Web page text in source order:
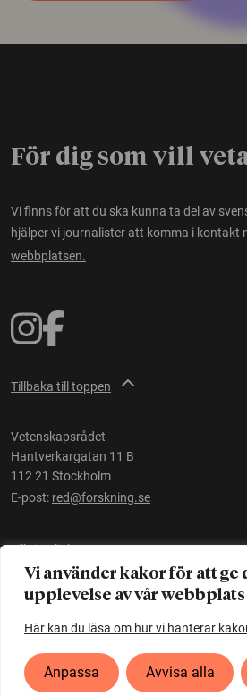
Vi använder kakor för att ge
upplevelse av vår webbplats
Här kan du läsa om hur vi hanterar
Anpassa Avvisa alla
För dig som vill
Vi finns för att du ska kunna ta del av
hjälper vi journalister att komma i kontakt
webbplatsen.
Tillbaka till toppen
Vetenskapsrådet
Hantverkargatan 11 B
112 21 Stockholm
E-post: red@forskning.se
Tillgänglighet
Ett initiativ avVetenskapsrådet